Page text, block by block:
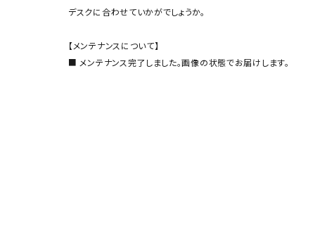
デスクに合わせていかがでしょうか。
【メンテナンスについて】
■ メンテナンス完了しました。画像の状態でお届けします。